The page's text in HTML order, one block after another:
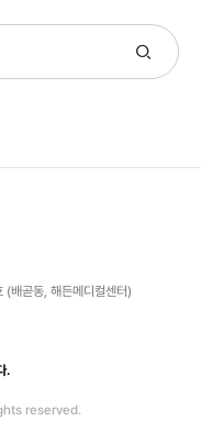
곧동, 해든메디컬센터)
.
reserved.